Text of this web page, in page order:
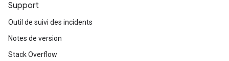
Support
Outil de suivi des incidents
Notes de version
Stack Overflow